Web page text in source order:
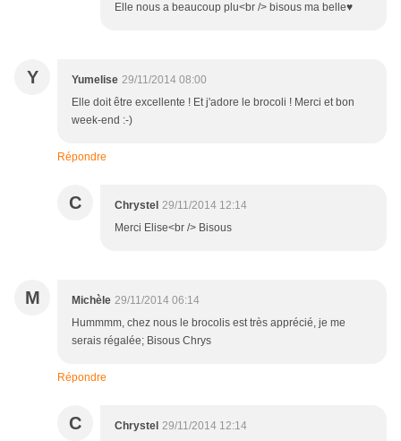
Elle nous a beaucoup plu<br /> bisous ma belle♥
Y Yumelise 29/11/2014 08:00
Elle doit être excellente ! Et j'adore le brocoli ! Merci et bon
week-end :-)
Répondre
C Chrystel 29/11/2014 12:14
Merci Elise<br /> Bisous
M Michèle 29/11/2014 06:14
Hummmm, chez nous le brocolis est très apprécié, je me
serais régalée; Bisous Chrys
Répondre
C Chrystel 29/11/2014 12:14